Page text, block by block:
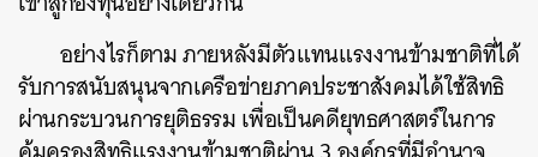
อย่างไรก็ตาม ภายหลังมีตัวแทนแรงงานข้ามชาติที่ได้
รับการสนับสนุนจากเครือข่ายภาคประชาสังคมได้ใช้สิทธิ
ผ่านกระบวนการยุติธรรม เพื่อเป็นคดียุทธศาสตร์ในการ